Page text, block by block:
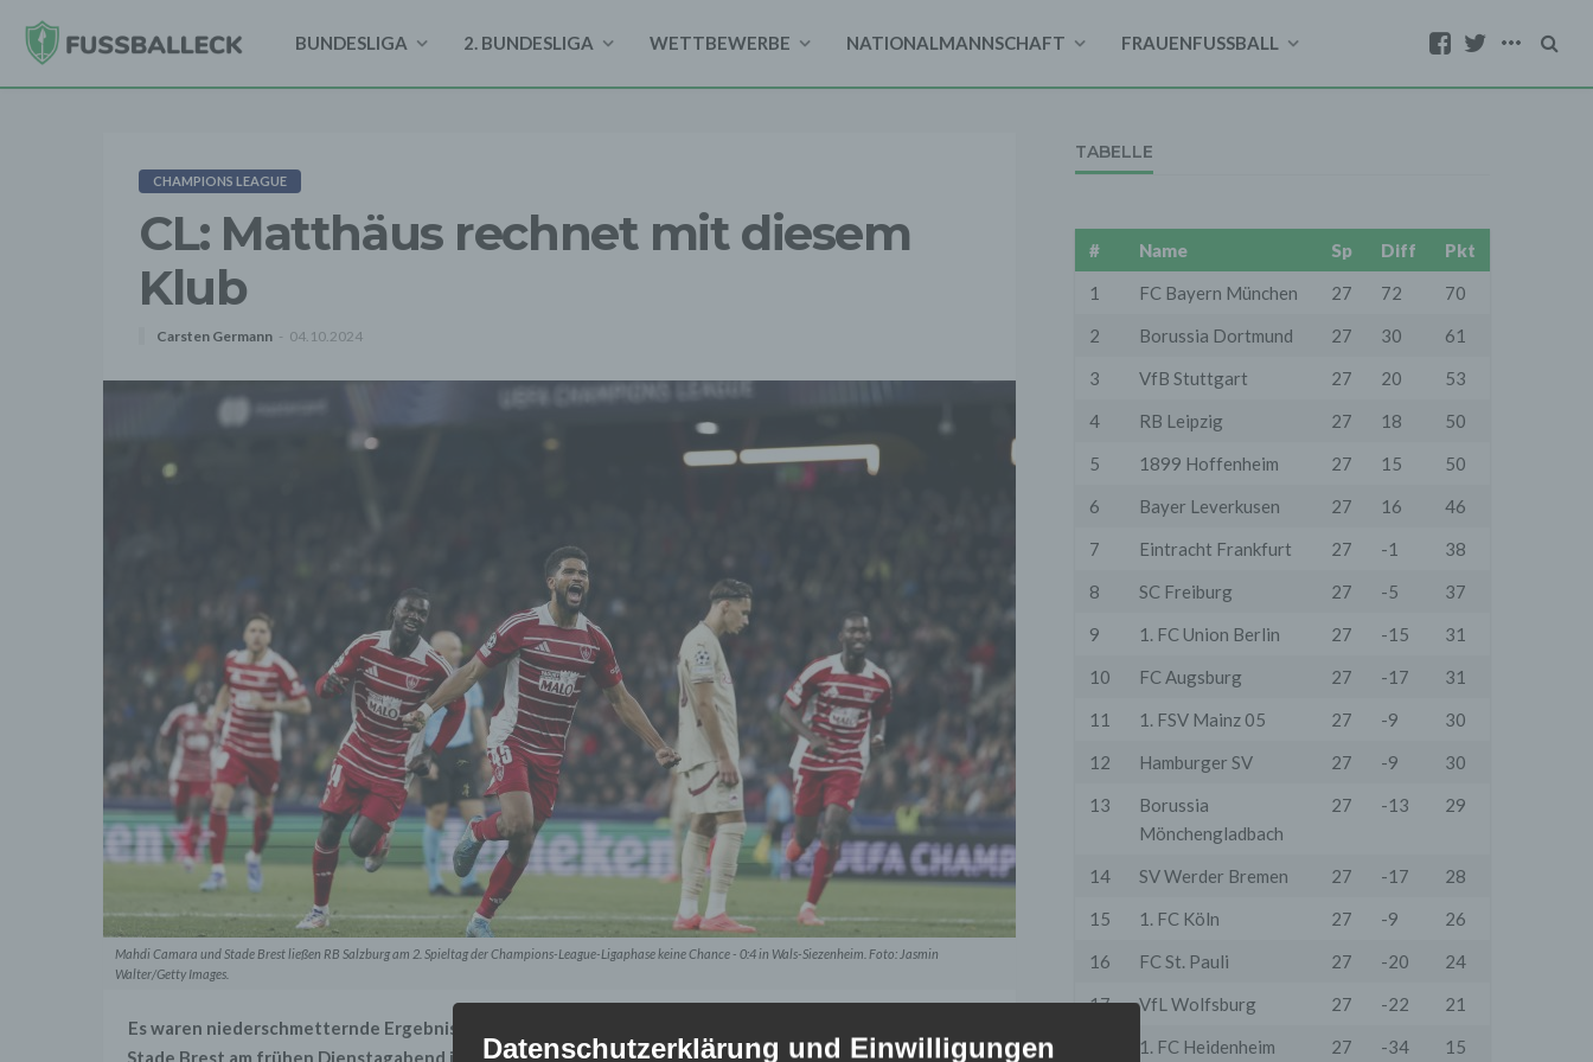
BUNDESLIGA 2. BUNDESLIGA WETTBEWERBE NATIONALMANNSCHAFT FRAUENFUSSBALL
CHAMPIONS LEAGUE
CL: Matthäus rechnet mit diesem
Klub
Carsten Germann 04.10.2024
Mahdi Camara und Stade Brest ließen RB Salzburg am 2. Spieltag der Champions-League-Ligaphase keine Chance - 0:4 in Wals-Siezenheim. Foto: Jasmin
Walter/Getty Images.
Es waren niederschmetternde Ergebnisse für RB Salzburg. 0:4 verlor RB Salzburg gegen den Neuling
Stade Brest am frühen Dienstagabend in der Champions League-Ligaphase, zuvor bereits ein glattes 0:3
TABELLE
# Name Sp Diff
Pkt
1
FC Bayern München 27 72
70
2
Borussia Dortmund 27 30
61
3
VfB Stuttgart 27 20
53
4
RB Leipzig 27 18
50
5
1899 Hoffenheim 27 15
50
6
Bayer Leverkusen 27 16
46
7
Eintracht Frankfurt 27 -1
38
8
SC Freiburg 27 -5
37
9
1. FC Union Berlin 27 -15
31
10
FC Augsburg 27 -17
31
11
1. FSV Mainz 05 27 -9
30
12
Hamburger SV 27 -9
30
13
Borussia
Mönchengladbach
27 -13 29
14 SV Werder Bremen 27 -17
28
15
1. FC Köln 27 -9
26
16
FC St. Pauli 27 -20
24
17
VfL Wolfsburg 27 -22
21
1. FC Heidenheim
27 -34 15
Datenschutzerklärung und Einwilligungen